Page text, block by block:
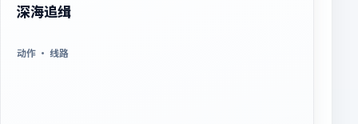
深海追缉
动作 · 线路